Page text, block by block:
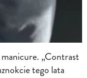
„Contrast
tego lata